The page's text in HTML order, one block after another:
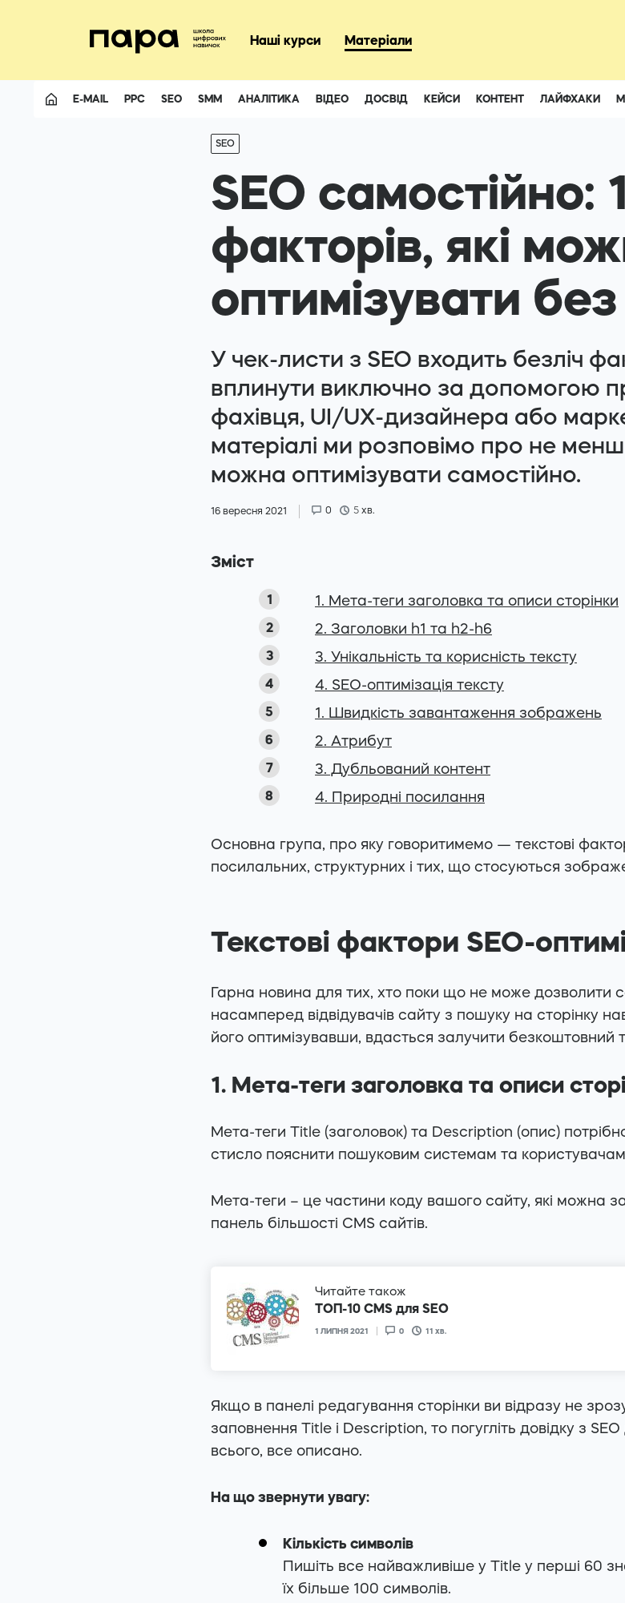
Наші курси Матеріали
E-MAIL PPC SEO SMM АНАЛІТИКА ВІДЕО ДОСВІД КЕЙСИ КОНТЕНТ ЛАЙФХАКИ
SEO
SEO самостійно:
факторів, які
оптимізувати
У чек-листи з SEO входить безліч
вплинути виключно за допомогою
фахівця, UI/UX-дизайнера або
матеріалі ми розповімо про не менш
можна оптимізувати самостійно.
16 вересня 2021 0 5 хв.
Зміст
1. Мета-теги заголовка та описи сторінки
2. Заголовки h1 та h2-h6
3. Унікальність та корисність тексту
4. SEO-оптимізація тексту
1. Швидкість завантаження зображень
2. Атрибут
3. Дубльований контент
4. Природні посилання
Основна група, про яку говоритимемо — текстові
посилальних, структурних і тих, що стосуються
Текстові фактори SEO-
Гарна новина для тих, хто поки що не може дозволити
насамперед відвідувачів сайту з пошуку на сторінку
його оптимізувавши, вдасться залучити безкоштовний
1. Мета-теги заголовка та описи
Мета-теги Title (заголовок) та Description (опис)
стисло пояснити пошуковим системам та користувачам
Мета-теги – це частини коду вашого сайту, які можна
панель більшості CMS сайтів.
Читайте також
ТОП-10 CMS для SEO
1 ЛИПНЯ 2021 0 11 хв.
Якщо в панелі редагування сторінки ви відразу не
заповнення Title і Description, то погугліть довідку з
всього, все описано.
На що звернути увагу:
Кількість символів
Пишіть все найважливіше у Title у перші 60
їх більше 100 символів.